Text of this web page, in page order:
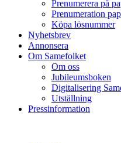
Prenumerera på
Prenumeration
Köpa lösnummer
Nyhetsbrev
Annonsera
Om Samefolket
Om oss
Jubileumsboken
Digitalisering
Utställning
Pressinformation